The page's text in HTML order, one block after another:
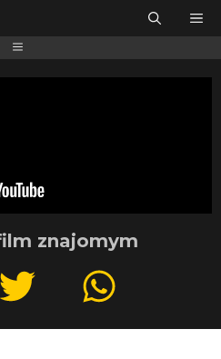
znajomym